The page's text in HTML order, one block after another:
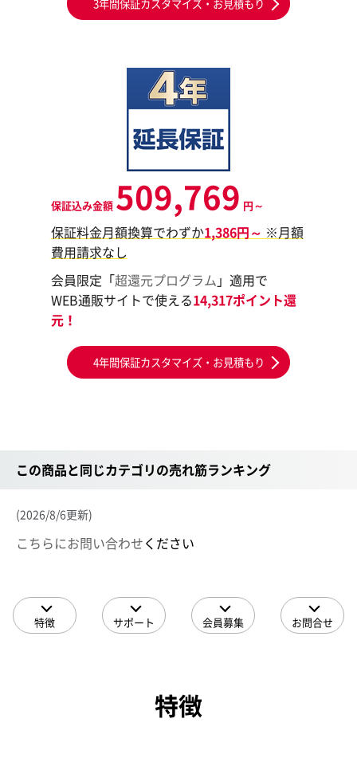
3年間保証カスタマイズ・お見積もり
保証込み金額 509,769 円～
保証料金月額換算でわずか1,386円～ ※月額
費用請求なし
会員限定「超還元プログラム 」適用で
WEB通販サイトで使える14,317ポイント還
元！
4年間保証カスタマイズ・お見積もり
この商品と同じカテゴリの売れ筋ランキング
(2026/8/6更新)
こちらにお問い合わせください
特徴 サポート 会員募集 お問合せ
特徴